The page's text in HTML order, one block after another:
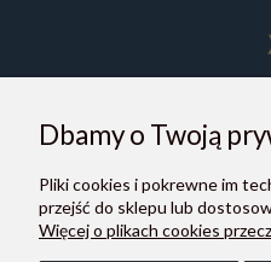
Dbamy o Twoją
Pliki cookies i pokrewne im
przejść do sklepu lub
Więcej o plikach cookies